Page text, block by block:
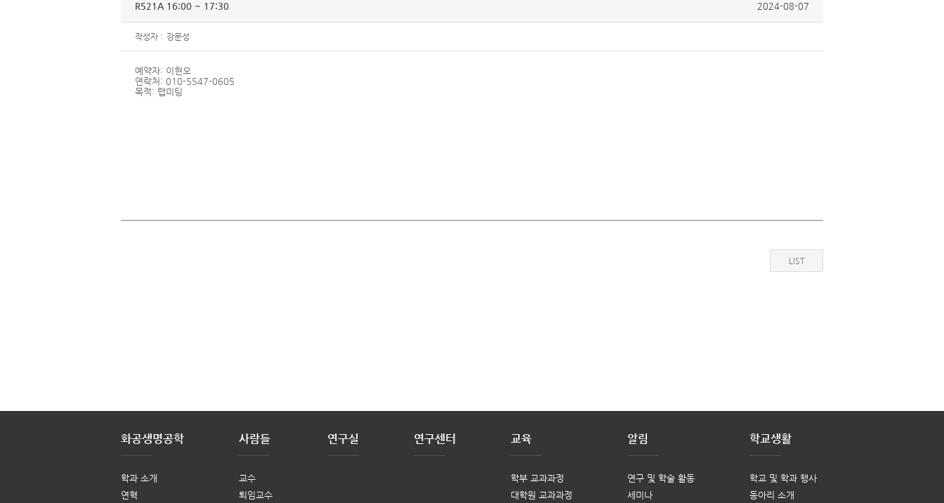
R521A 16:00 ~ 17:30 2024-08-07
작성자 : 강문성
예약자: 이현오
연락처: 010-5547-0605
목적: 랩미팅
LIST
화공생명공학
학과 소개
연혁
사람들
교수
퇴임교수
연구실 연구센터 교육
학부 교과과정
대학원 교과과정
알림
연구 및 학술 활동
세미나
학교생활
학교 및 학과 행사
동아리 소개